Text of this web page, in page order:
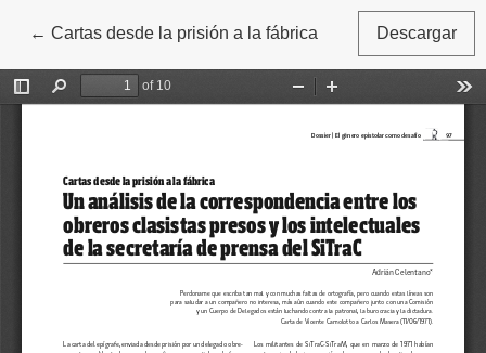
← Volver a los detalles del artículo
Cartas desde la prisión a la fábrica Descargar